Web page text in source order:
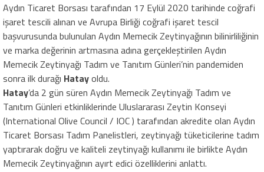
Aydın Ticaret Borsası tarafından 17 Eylül 2020 tarihinde coğrafi
işaret tescili alınan ve Avrupa Birliği coğrafi işaret tescil
başvurusunda bulunulan Aydın Memecik Zeytinyağının bilinirliliğinin
ve marka değerinin artmasına adına gerçekleştirilen Aydın
Memecik Zeytinyağı Tadım ve Tanıtım Günleri’nin pandemiden
sonra ilk durağı Hatayoldu.
Hatay’da 2 gün süren Aydın Memecik Zeytinyağı Tadım ve
Tanıtım Günleri etkinliklerinde Uluslararası Zeytin Konseyi
(International Olive Council / IOC ) tarafından akredite olan Aydın
Ticaret Borsası Tadım Panelistleri, zeytinyağı tüketicilerine tadım
yaptırarak doğru ve kaliteli zeytinyağı kullanımı ile birlikte Aydın
Memecik Zeytinyağının ayırt edici özelliklerini anlattı.